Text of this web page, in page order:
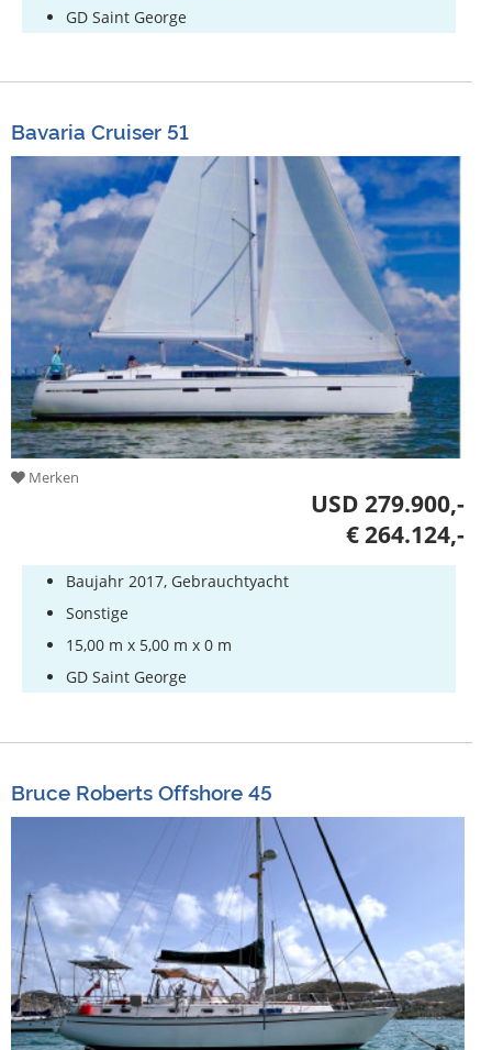
GD Saint George
Bavaria Cruiser 51
Merken
USD 279.900,-
€ 264.124,-
Baujahr 2017, Gebrauchtyacht
Sonstige
15,00 m x 5,00 m x 0 m
GD Saint George
Bruce Roberts Offshore 45